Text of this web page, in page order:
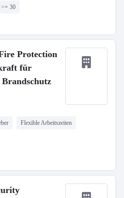
30
Protection
für
Flexible Arbeitszeiten